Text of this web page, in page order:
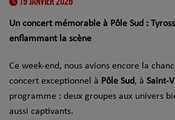
Un concert mémorable à Pôle Sud :
enflammant la scène
Ce week-end, nous avions encore la
concert exceptionnel à Pôle Sud, à Saint-
programme : deux groupes aux univers
aussi captivants.